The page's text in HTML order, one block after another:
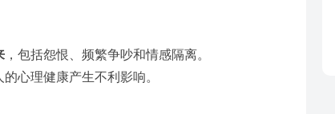
，包括怨恨、频繁争吵和情感隔离。
心理健康产生不利影响。